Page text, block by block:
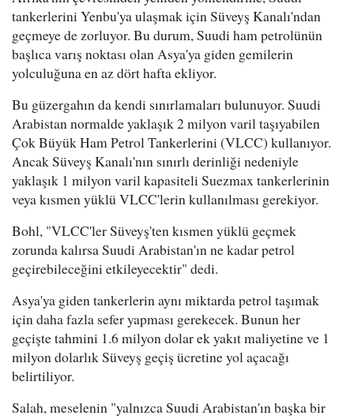
tankerlerini Yenbu'ya ulaşmak için Süveyş Kanalı'ndan
geçmeye de zorluyor. Bu durum, Suudi ham petrolünün
başlıca varış noktası olan Asya'ya giden gemilerin
yolculuğuna en az dört hafta ekliyor.
Bu güzergahın da kendi sınırlamaları bulunuyor. Suudi
Arabistan normalde yaklaşık 2 milyon varil taşıyabilen
Çok Büyük Ham Petrol Tankerlerini (VLCC) kullanıyor.
Ancak Süveyş Kanalı'nın sınırlı derinliği nedeniyle
yaklaşık 1 milyon varil kapasiteli Suezmax tankerlerinin
veya kısmen yüklü VLCC'lerin kullanılması gerekiyor.
Bohl, "VLCC'ler Süveyş'ten kısmen yüklü geçmek
zorunda kalırsa Suudi Arabistan'ın ne kadar petrol
geçirebileceğini etkileyecektir" dedi.
Asya'ya giden tankerlerin aynı miktarda petrol taşımak
için daha fazla sefer yapması gerekecek. Bunun her
geçişte tahmini 1.6 milyon dolar ek yakıt maliyetine ve 1
milyon dolarlık Süveyş geçiş ücretine yol açacağı
belirtiliyor.
Salah, meselenin "yalnızca Suudi Arabistan'ın başka bir